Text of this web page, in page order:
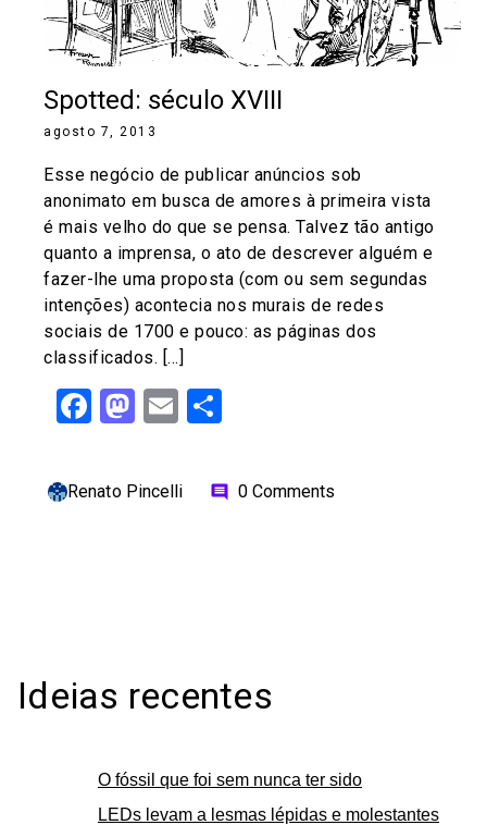
Spotted: século XVIII
agosto 7, 2013
Esse negócio de publicar anúncios sob
anonimato em busca de amores à primeira vista
é mais velho do que se pensa. Talvez tão antigo
quanto a imprensa, o ato de descrever alguém e
fazer-lhe uma proposta (com ou sem segundas
intenções) acontecia nos murais de redes
sociais de 1700 e pouco: as páginas dos
classificados. […]
Facebook
Mastodon
Email
Renato Pincelli comment 0 Comments
Ideias recentes
O fóssil que foi sem nunca ter sido
LEDs levam a lesmas lépidas e molestantes